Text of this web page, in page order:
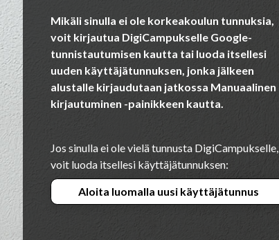
Mikäli sinulla ei ole korkeakoulun tunnuksia,
voit kirjautua DigiCampukselle Google-
tunnistautumisen kautta tai luoda itsellesi
uuden käyttäjätunnuksen, jonka jälkeen
alustalle kirjaudutaan jatkossa Manuaalinen
kirjautuminen -painikkeen kautta.
Jos sinulla ei ole vielä tunnusta DigiCampukselle,
voit luoda itsellesi käyttäjätunnuksen:
Aloita luomalla uusi käyttäjätunnus